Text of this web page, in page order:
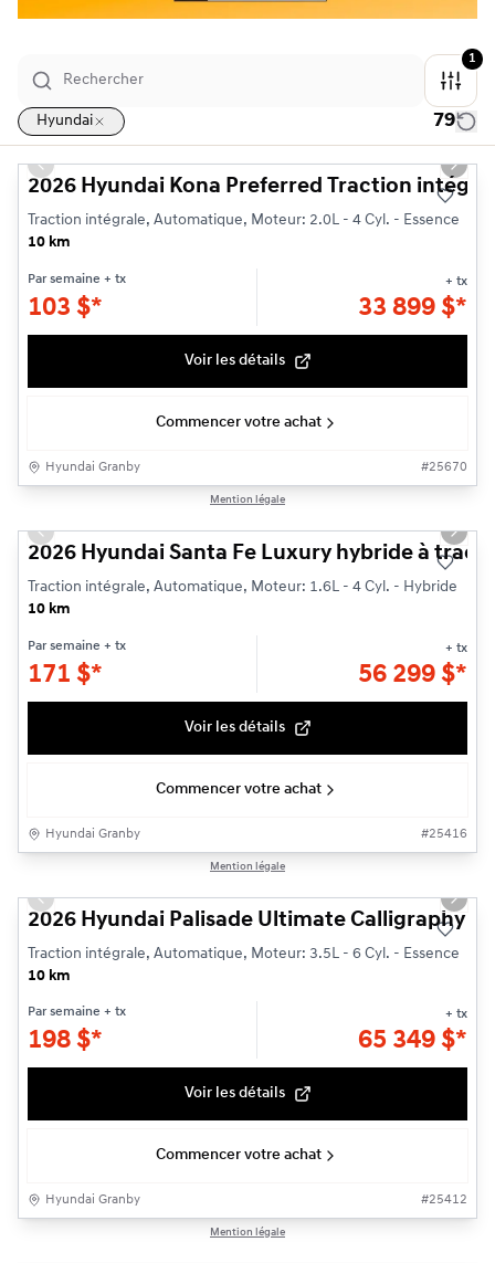
1
Hyundai 79
1/3
Previous slide Next
2026 Hyundai Kona Preferred Traction
Traction intégrale, Automatique, Moteur: 2.0L - 4 Cyl. - Essence
10 km
Par semaine + tx
103 $*
+ tx
33 899 $*
Voir les détails
Commencer votre achat
Hyundai Granby #25670
Mention légale
Previous slide Next
2026 Hyundai Santa Fe Luxury hybride à
Traction intégrale, Automatique, Moteur: 1.6L - 4 Cyl. - Hybride
10 km
Par semaine + tx
171 $*
+ tx
56 299 $*
Voir les détails
Commencer votre achat
Hyundai Granby #25416
Mention légale
Previous slide Next
2026 Hyundai Palisade Ultimate Calligraphy
Traction intégrale, Automatique, Moteur: 3.5L - 6 Cyl. - Essence
10 km
Par semaine + tx
198 $*
+ tx
65 349 $*
Voir les détails
Commencer votre achat
Hyundai Granby #25412
Mention légale